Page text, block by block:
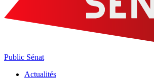
Public Sénat
Actualités